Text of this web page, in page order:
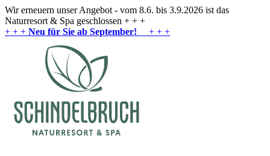
Wir erneuern unser Angebot - vom 8.6. bis 3.9.2026 ist das
Naturresort & Spa geschlossen + + +
+ + + Neu für Sie ab September! + + +